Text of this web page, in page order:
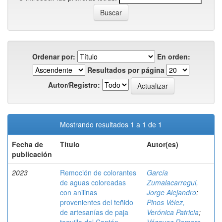
Ordenar por:
En orden:
Resultados por página
Autor/Registro:
Mostrando resultados 1 a 1 de 1
Fecha de
publicación
Título Autor(es)
2023
Remoción de colorantes
de aguas coloreadas
con anilinas
provenientes del teñido
de artesanías de paja
García
Zumalacarregui,
Jorge Alejandro;
Pinos Vélez,
Verónica Patricia;